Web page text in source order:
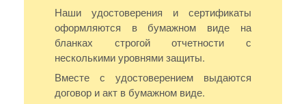
Наши удостоверения и сертификаты
оформляются в бумажном виде на
бланках строгой отчетности с
несколькими уровнями защиты.
Вместе с удостоверением выдаются
договор и акт в бумажном виде.